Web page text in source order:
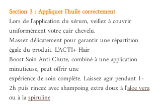
Section 3 : Appliquer l'huile correctement
Lors de l'application du sérum, veillez à couvrir
uniformément votre cuir chevelu.
Massez délicatement pour garantir une répartition
égale du produit. L'ACTI+ Hair
Boost Soin Anti Chute, combiné à une application
minutieuse, peut offrir une
expérience de soin complète. Laissez agir pendant 1-
2h puis rincez avec shampoing extra doux à l'aloe vera
ou à la spiruline